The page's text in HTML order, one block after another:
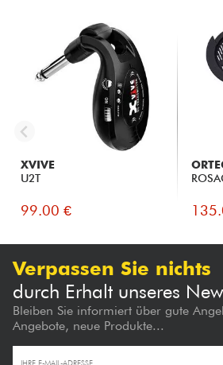
XVIVE
U2T
99.00 €
Verpassen Sie nichts
durch Erhalt unseres
Bleiben Sie informiert über gute
Angebote, neue Produkte...